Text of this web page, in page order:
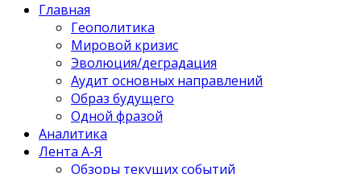
Главная
Геополитика
Мировой кризис
Эволюция/деградация
Аудит основных направлений
Образ будущего
Одной фразой
Аналитика
Лента А-Я
Обзоры текущих событий